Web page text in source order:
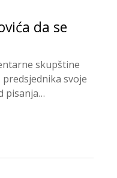
da se
skupštine
predsjednika svoje
pisanja